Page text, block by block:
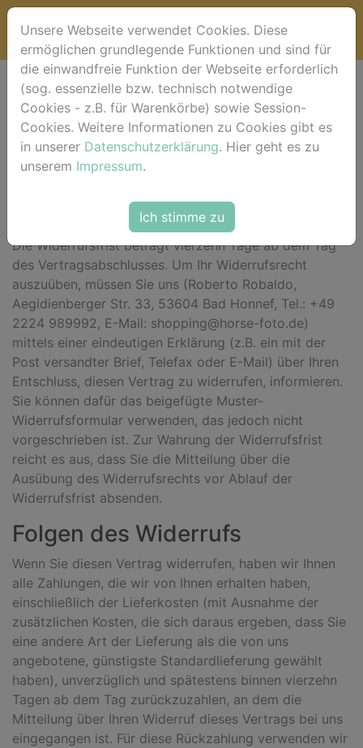
Widerrufsbelehrung
*** Beginn der Widerrufsbelehrung ***
Widerrufsrecht
Sie haben das Recht, binnen vierzehn Tagen ohne
Angabe von Gründen diesen Vertrag zu widerrufen.
Die Widerrufsfrist beträgt vierzehn Tage ab dem Tag
des Vertragsabschlusses. Um Ihr Widerrufsrecht
auszuüben, müssen Sie uns (Roberto Robaldo,
Aegidienberger Str. 33, 53604 Bad Honnef, Tel.: +49
2224 989992, E-Mail: shopping@horse-foto.de)
mittels einer eindeutigen Erklärung (z.B. ein mit der
Post versandter Brief, Telefax oder E-Mail) über Ihren
Entschluss, diesen Vertrag zu widerrufen, informieren.
Sie können dafür das beigefügte Muster-
Widerrufsformular verwenden, das jedoch nicht
vorgeschrieben ist. Zur Wahrung der Widerrufsfrist
reicht es aus, dass Sie die Mitteilung über die
Ausübung des Widerrufsrechts vor Ablauf der
Widerrufsfrist absenden.
Folgen des Widerrufs
Wenn Sie diesen Vertrag widerrufen, haben wir Ihnen
alle Zahlungen, die wir von Ihnen erhalten haben,
einschließlich der Lieferkosten (mit Ausnahme der
zusätzlichen Kosten, die sich daraus ergeben, dass Sie
eine andere Art der Lieferung als die von uns
angebotene, günstigste Standardlieferung gewählt
haben), unverzüglich und spätestens binnen vierzehn
Tagen ab dem Tag zurückzuzahlen, an dem die
Mitteilung über Ihren Widerruf dieses Vertrags bei uns
eingegangen ist. Für diese Rückzahlung verwenden wir
Unsere Webseite verwendet Cookies. Diese
ermöglichen grundlegende Funktionen und sind für
die einwandfreie Funktion der Webseite erforderlich
(sog. essenzielle bzw. technisch notwendige
Cookies - z.B. für Warenkörbe) sowie Session-
Cookies. Weitere Informationen zu Cookies gibt es
in unserer Datenschutzerklärung. Hier geht es zu
unserem Impressum.
Ich stimme zu